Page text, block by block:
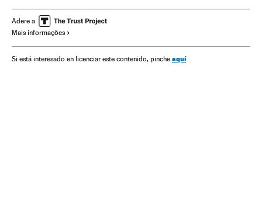
Homicídios Assassinatos
Adere a
Mais informações
Si está interesado en licenciar este contenido, pinche aquí